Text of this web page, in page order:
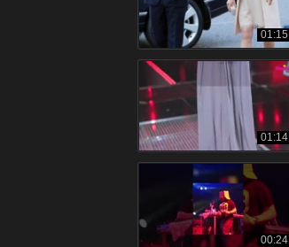
01:15
01:14
00:24